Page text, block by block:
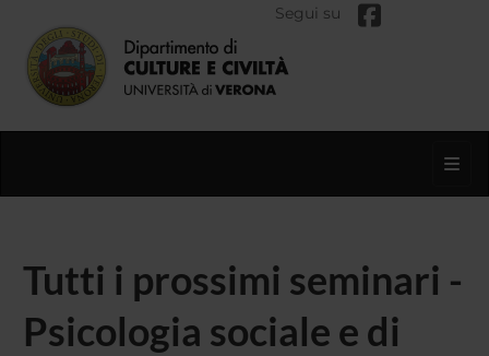
Segui su
Tutti i prossimi seminari -
Psicologia sociale e di